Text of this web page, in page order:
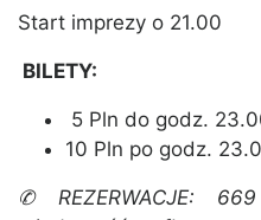
Start imprezy o 21.00
BILETY:
5 Pln do godz.
10 Pln po godz.
✆ REZERWACJE: